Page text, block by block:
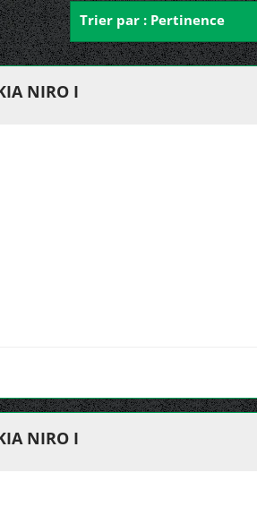
Trier par : Pertinence
NIRO I
NIRO I